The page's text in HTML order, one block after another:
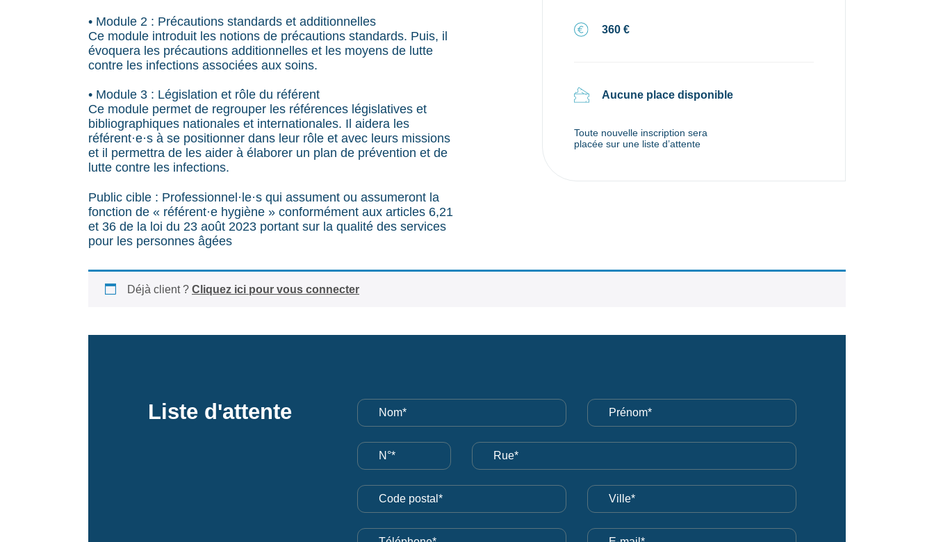
• Module 2 : Précautions standards et additionnelles
Ce module introduit les notions de précautions standards. Puis, il
évoquera les précautions additionnelles et les moyens de lutte
contre les infections associées aux soins.
• Module 3 : Législation et rôle du référent
Ce module permet de regrouper les références législatives et
bibliographiques nationales et internationales. Il aidera les
référent·e·s à se positionner dans leur rôle et avec leurs missions
et il permettra de les aider à élaborer un plan de prévention et de
lutte contre les infections.
Public cible : Professionnel·le·s qui assument ou assumeront la
fonction de « référent·e hygiène » conformément aux articles 6,21
et 36 de la loi du 23 août 2023 portant sur la qualité des services
pour les personnes âgées
360 €
Aucune place disponible
Toute nouvelle inscription sera
placée sur une liste d’attente
Déjà client ? Cliquez ici pour vous connecter
Liste d'attente